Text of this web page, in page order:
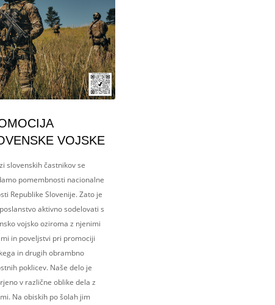
VOJSKE
slovenskih častnikov se
pomembnosti nacionalne
Republike Slovenije. Zato je
aktivno sodelovati s
vojsko oziroma z njenimi
in poveljstvi pri promociji
in drugih obrambno
poklicev. Naše delo je
v različne oblike dela z
Na obiskih po šolah jim